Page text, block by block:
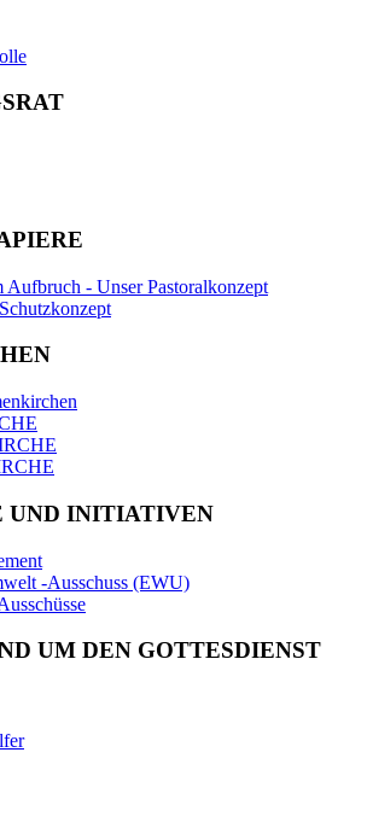
Aufbruch - Unser Pastoralkonzept
UND INITIATIVEN
-Ausschuss (EWU)
UM DEN GOTTESDIENST